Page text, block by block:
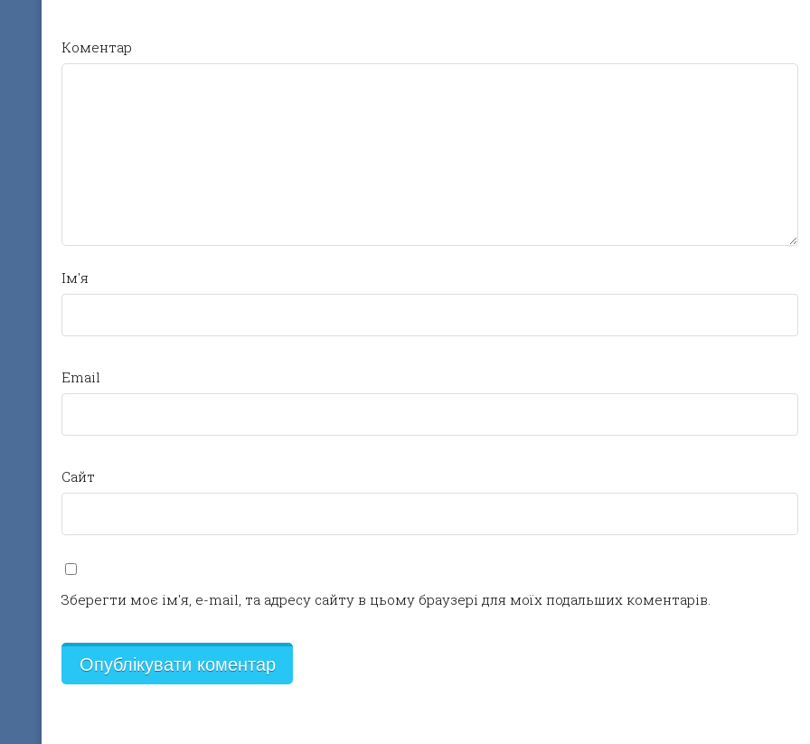
Коментар
Ім'я
Email
Сайт
Зберегти моє ім'я, e-mail, та адресу сайту в цьому браузері для моїх подальших коментарів.